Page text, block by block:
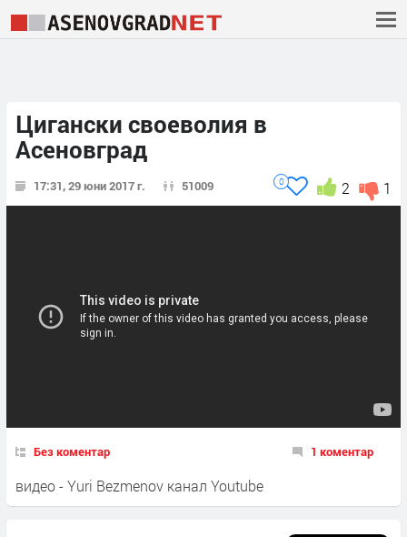
Цигански своеволия в
Асеновград
17:31, 29 юни 2017 г. 51009 1
2
0
Без коментар 1 коментар
видео - Yuri Bezmenov канал Youtube